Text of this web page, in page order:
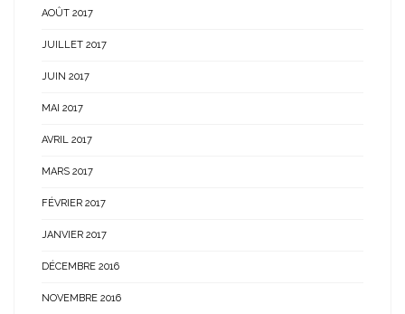
AOÛT 2017
JUILLET 2017
JUIN 2017
MAI 2017
AVRIL 2017
MARS 2017
FÉVRIER 2017
JANVIER 2017
DÉCEMBRE 2016
NOVEMBRE 2016